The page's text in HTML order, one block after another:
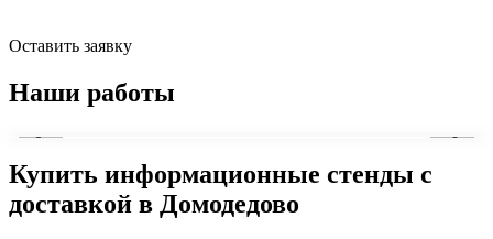
Оставить заявку
Наши работы
‹ ›
Купить информационные стенды с
доставкой в Домодедово